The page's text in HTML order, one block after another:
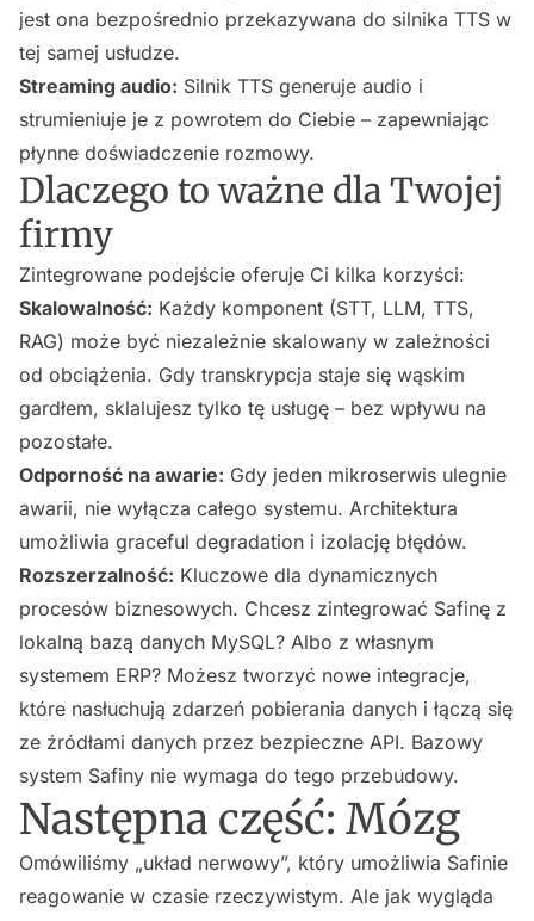
jest ona bezpośrednio przekazywana do silnika TTS w
tej samej usłudze.
Streaming audio: Silnik TTS generuje audio i
strumieniuje je z powrotem do Ciebie – zapewniając
płynne doświadczenie rozmowy.
Dlaczego to ważne dla Twojej
firmy
Zintegrowane podejście oferuje Ci kilka korzyści:
Skalowalność: Każdy komponent (STT, LLM, TTS,
RAG) może być niezależnie skalowany w zależności
od obciążenia. Gdy transkrypcja staje się wąskim
gardłem, sklalujesz tylko tę usługę – bez wpływu na
pozostałe.
Odporność na awarie: Gdy jeden mikroserwis ulegnie
awarii, nie wyłącza całego systemu. Architektura
umożliwia graceful degradation i izolację błędów.
Rozszerzalność: Kluczowe dla dynamicznych
procesów biznesowych. Chcesz zintegrować Safinę z
lokalną bazą danych MySQL? Albo z własnym
systemem ERP? Możesz tworzyć nowe integracje,
które nasłuchują zdarzeń pobierania danych i łączą się
ze źródłami danych przez bezpieczne API. Bazowy
system Safiny nie wymaga do tego przebudowy.
Następna część: Mózg
Omówiliśmy „układ nerwowy”, który umożliwia Safinie
reagowanie w czasie rzeczywistym. Ale jak wygląda